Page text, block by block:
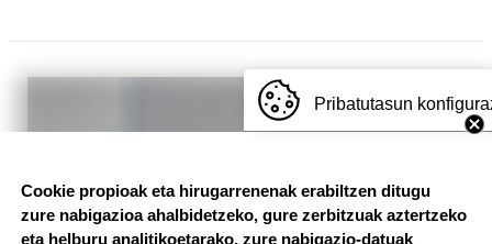
Pribatutasun
Cookie propioak eta hirugarrenenak erabiltzen ditugu
zure nabigazioa ahalbidetzeko, gure zerbitzuak aztertzeko
eta helburu analitikoetarako, zure nabigazio-datuak